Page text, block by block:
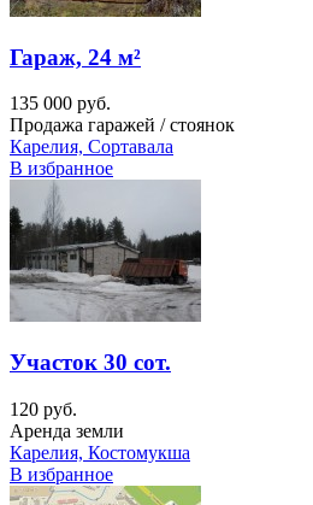
Гараж, 24 м²
135 000 руб.
Продажа гаражей / стоянок
Карелия, Сортавала
В избранное
Участок 30 сот.
120 руб.
Аренда земли
Карелия, Костомукша
В избранное